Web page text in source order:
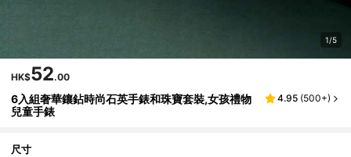
1/5
HK$52.00
6入組奢華鑲鉆時尚石英手錶和珠寶套裝,女孩禮物
兒童手錶
4.95 (500+)
尺寸